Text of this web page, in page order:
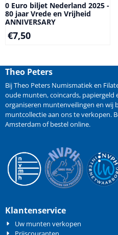
0 Euro biljet Nederland 2025 -
80 jaar Vrede en Vrijheid
ANNIVERSARY
€7,50
Theo Peters
Bij Theo Peters Numismatiek en
oude munten,coincards, papiergeld
organiseren muntenveilingen en wij
muntcollectie aan ons te verkopen.
Amsterdam of bestel online.
Klantenservice
Uw munten verkopen